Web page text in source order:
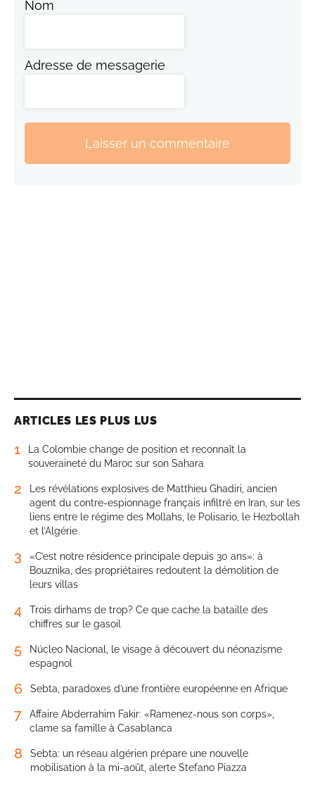
Nom
Adresse de messagerie
Laisser un commentaire
ARTICLES LES PLUS LUS
1
La Colombie change de position et reconnaît la
souveraineté du Maroc sur son Sahara
2
Les révélations explosives de Matthieu Ghadiri, ancien
agent du contre-espionnage français infiltré en Iran, sur les
liens entre le régime des Mollahs, le Polisario, le Hezbollah
et l’Algérie
3
«C’est notre résidence principale depuis 30 ans»: à
Bouznika, des propriétaires redoutent la démolition de
leurs villas
4
Trois dirhams de trop? Ce que cache la bataille des
chiffres sur le gasoil
5
Núcleo Nacional, le visage à découvert du néonazisme
espagnol
6 Sebta, paradoxes d’une frontière européenne en Afrique
7
Affaire Abderrahim Fakir: «Ramenez-nous son corps»,
clame sa famille à Casablanca
8
Sebta: un réseau algérien prépare une nouvelle
mobilisation à la mi-août, alerte Stefano Piazza